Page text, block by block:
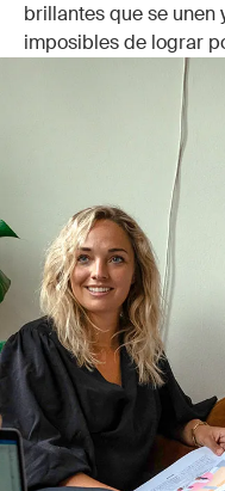
brillantes que se unen
imposibles de lograr